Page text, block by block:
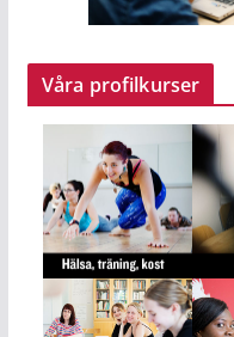
Våra profilkurser